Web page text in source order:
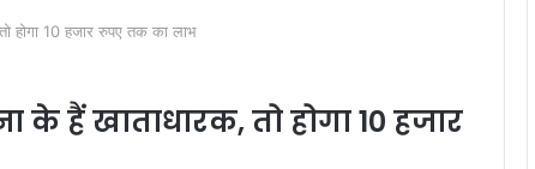
होगा 10 हजार रुपए तक का लाभ
के हैं खाताधारक, तो होगा 10 हजार